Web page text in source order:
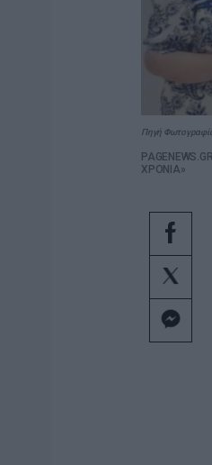
Πηγή
PAGENEWS.GR
ΧΡΟΝΙΑ»